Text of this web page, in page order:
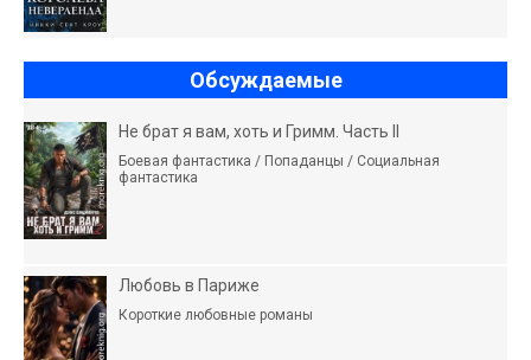
Обсуждаемые
Не брат я вам, хоть и Гримм. Часть II
Боевая фантастика / Попаданцы / Социальная
фантастика
Любовь в Париже
Короткие любовные романы